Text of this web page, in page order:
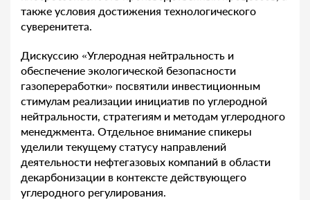
также условия достижения технологического
суверенитета.
Дискуссию «Углеродная нейтральность и
обеспечение экологической безопасности
газопереработки» посвятили инвестиционным
стимулам реализации инициатив по углеродной
нейтральности, стратегиям и методам углеродного
менеджмента. Отдельное внимание спикеры
уделили текущему статусу направлений
деятельности нефтегазовых компаний в области
декарбонизации в контексте действующего
углеродного регулирования.